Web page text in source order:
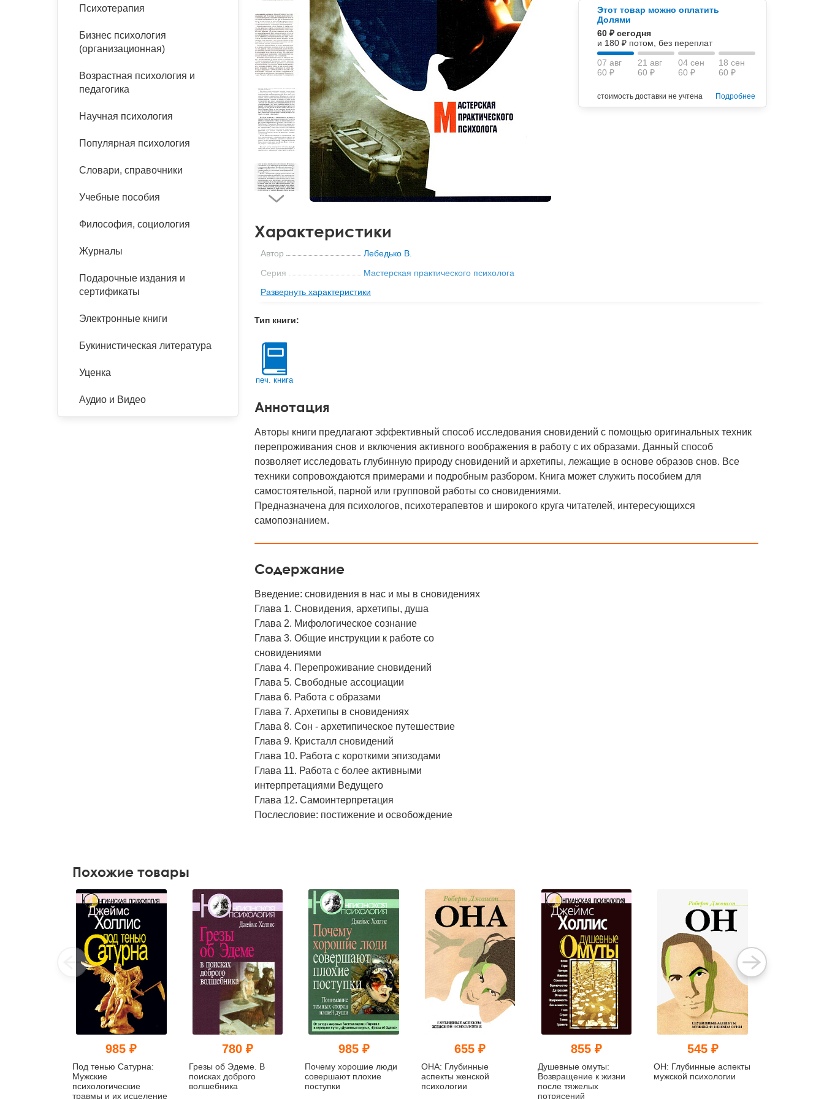
панические атаки
Психодрама
Сказкотерапия
психотерапии
Классический, эриксоновский
эргономика
Социальная психология
Психология развития
организационная психология
психоанализ
Этот товар можно оплатить
Долями
60 ₽ сегодня
и 180 ₽ потом, без переплат
07 авг
60 ₽
21 авг
60 ₽
04 сен
60 ₽
18 сен
60 ₽
стоимость доставки не учтена Подробнее
Характеристики
Автор
Лебедько В.
Серия
Мастерская практического психолога
Издательство
Бахрах-М
Тип обложки
Кол-во стр
ISBN
Код
25442
Развернуть характеристики
Тип книги:
печ. книга
Аннотация
Авторы книги предлагают эффективный способ исследования сновидений с помощью оригинальных техник
перепроживания снов и включения активного воображения в работу с их образами. Данный способ
позволяет исследовать глубинную природу сновидений и архетипы, лежащие в основе образов снов. Все
техники сопровождаются примерами и подробным разбором. Книга может служить пособием для
самостоятельной, парной или групповой работы со сновидениями.
Предназначена для психологов, психотерапевтов и широкого круга читателей, интересующихся
самопознанием.
Содержание
Введение: сновидения в нас и мы в сновидениях
Глава 1. Сновидения, архетипы, душа
Глава 2. Мифологическое сознание
Глава 3. Общие инструкции к работе со
сновидениями
Глава 4. Перепроживание сновидений
Глава 5. Свободные ассоциации
Глава 6. Работа с образами
Глава 7. Архетипы в сновидениях
Глава 8. Сон - архетипическое путешествие
Глава 9. Кристалл сновидений
Глава 10. Работа с короткими эпизодами
Глава 11. Работа с более активными
интерпретациями Ведущего
Глава 12. Самоинтерпретация
Послесловие: постижение и освобождение
Психотерапия
Бизнес психология
(организационная)
Возрастная психология и
педагогика
Научная психология
Популярная психология
Словари, справочники
Учебные пособия
Философия, социология
Журналы
Подарочные издания и
сертификаты
Электронные книги
Букинистическая литература
Уценка
Аудио и Видео
Похожие товары
985 ₽
Под тенью Сатурна:
Мужские
психологические
травмы и их исцеление
780 ₽
Грезы об Эдеме. В
поисках доброго
волшебника
985 ₽
Почему хорошие люди
совершают плохие
поступки
655 ₽
ОНА: Глубинные
аспекты женской
психологии
855 ₽
Душевные омуты:
Возвращение к жизни
после тяжелых
потрясений
545 ₽
ОН: Глубинные аспекты
мужской психологии